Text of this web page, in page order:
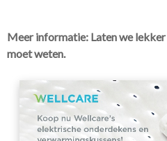
Meer informatie: Laten we
moet weten.